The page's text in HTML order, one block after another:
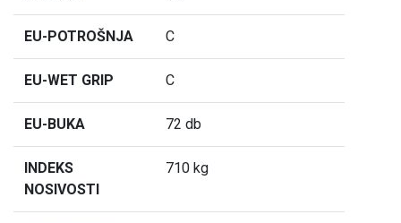
EU-POTROŠNJA C
EU-WET GRIP C
EU-BUKA 72 db
INDEKS
NOSIVOSTI
710 kg